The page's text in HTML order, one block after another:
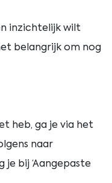
inzichtelijk wilt
belangrijk om nog
heb, ga je via het
naar
je bij ‘Aangepaste